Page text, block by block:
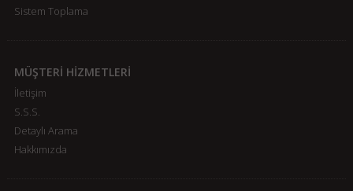
Sistem Toplama
MÜŞTERİ HİZMETLERİ
İletişim
S.S.S.
Detaylı Arama
Hakkımızda